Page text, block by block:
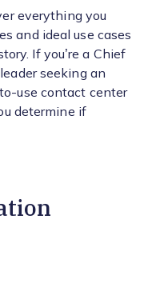
everything you
and ideal use cases
If you’re a Chief
seeking an
use contact center
determine if